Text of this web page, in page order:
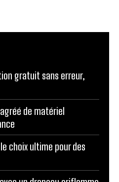
gratuit sans erreur,
de matériel
choix ultime pour des